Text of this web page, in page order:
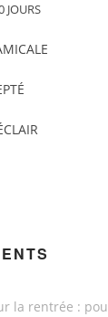
JOURS
la rentrée :